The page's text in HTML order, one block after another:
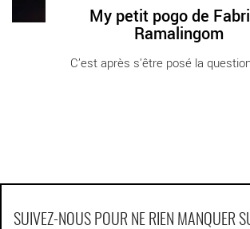
My petit pogo de
Ramalingom
C’est après s’être posé la
SUIVEZ-NOUS POUR NE RIEN MANQUER